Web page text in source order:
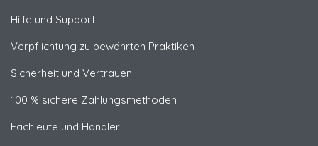
Hilfe und Support
Verpflichtung zu bewährten Praktiken
Sicherheit und Vertrauen
100 % sichere Zahlungsmethoden
Fachleute und Händler